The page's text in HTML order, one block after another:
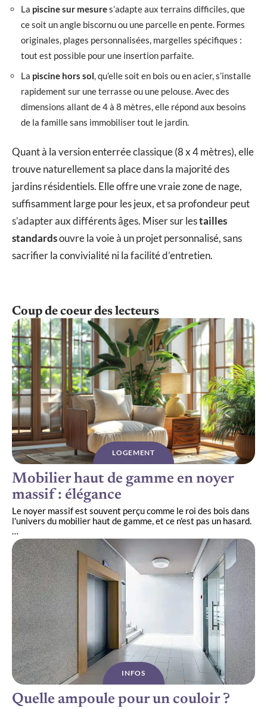
La piscine sur mesures’adapte aux terrains difficiles, que
ce soit un angle biscornu ou une parcelle en pente. Formes
originales, plages personnalisées, margelles spécifiques :
tout est possible pour une insertion parfaite.
La piscine hors sol, qu’elle soit en bois ou en acier, s’installe
rapidement sur une terrasse ou une pelouse. Avec des
dimensions allant de 4 à 8 mètres, elle répond aux besoins
de la famille sans immobiliser tout le jardin.
Quant à la version enterrée classique (8 x 4 mètres), elle
trouve naturellement sa place dans la majorité des
jardins résidentiels. Elle offre une vraie zone de nage,
suffisamment large pour les jeux, et sa profondeur peut
s’adapter aux différents âges. Miser sur lestailles
standardsouvre la voie à un projet personnalisé, sans
sacrifier la convivialité ni la facilité d’entretien.
Coup de coeur des lecteurs
LOGEMENT
Mobilier haut de gamme en noyer
massif : élégance
Le noyer massif est souvent perçu comme le roi des bois dans
l'univers du mobilier haut de gamme, et ce n'est pas un hasard.
…
INFOS
Quelle ampoule pour un couloir ?